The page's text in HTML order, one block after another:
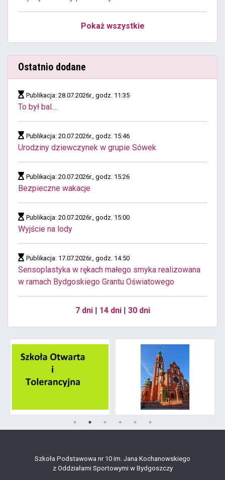
Pokaż wszystkie
Ostatnio dodane
Publikacja: 28.07.2026r., godz. 11:35
To był bal....
Publikacja: 20.07.2026r., godz. 15:46
Urodziny dziewczynek w grupie Sówek
Publikacja: 20.07.2026r., godz. 15:26
Bezpieczne wakacje
Publikacja: 20.07.2026r., godz. 15:00
Wyjście na lody
Publikacja: 17.07.2026r., godz. 14:50
Sensoplastyka w rękach małego smyka realizowana
w ramach Bydgoskiego Grantu Oświatowego
7 dni| 14 dni| 30 dni
Szkoła Podstawowa nr 10 im. Jana Kochanowskiego
z Oddziałami Sportowymi w Bydgoszczy